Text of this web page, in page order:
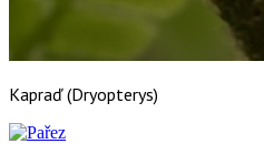
Kapraď (Dryopterys)